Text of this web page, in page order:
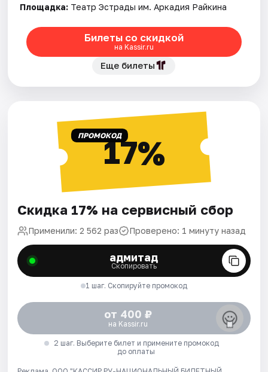
Площадка: Театр Эстрады им. Аркадия Райкина
Билеты со скидкой
на Kassir.ru
Еще билеты
ПРОМОКОД17%
Скидка 17% на сервисный сбор
Применили: 2 562 раз Проверено: 1 минуту назад
адмитад
Скопировать
1 шаг. Скопируйте промокод
от 400 ₽
на Kassir.ru
2 шаг. Выберите билет и примените промокод
до оплаты